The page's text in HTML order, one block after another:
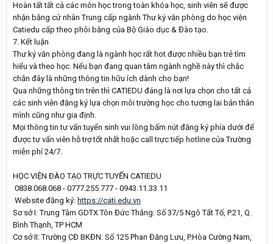
Hoàn tất tất cả các môn học trong toàn khóa học, sinh viên sẽ được
nhận bằng cử nhân Trung cấp ngành Thư ký văn phòng do học viện
Catiedu cấp theo phôi bằng của Bộ Giáo dục & Đào tạo.
7. Kết luận
Thư ký văn phòng đang là ngành học rất hot được nhiều bạn trẻ tìm
hiểu và theo học. Nếu bạn đang quan tâm ngành nghề này thì chắc
chắn đây là những thông tin hữu ích dành cho bạn!
Qua những thông tin trên thì CATIEDU đáng là nơi lựa chọn cho tất cả
các sinh viên đăng ký lựa chọn môi trường học cho tương lai bản thân
mình cũng như gia định.
Mọi thông tin tư vấn tuyển sinh vui lòng bấm nút đăng ký phía dưới để
được tư vấn viên hỗ trợ tốt nhất hoặc call trực tiếp hotline của Trường
miễn phí 24/7.
HỌC VIỆN ĐÀO TẠO TRỰC TUYẾN CATIEDU
0838.068.068 - 0777.255.777 - 0943.11.33.11
Website đăng ký: https://cati.edu.vn
Sơ sở I: Trung Tâm GDTX Tôn Đức Thắng: Số 37/5 Ngô Tất Tố, P.21, Q.
Bình Thạnh, TP HCM
Cơ sở II: Trường CĐ BKĐN: Số 125 Phan Đăng Lưu, P.Hòa Cường Nam,